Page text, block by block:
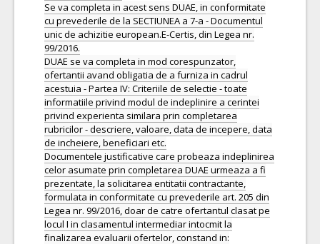
Se va completa in acest sens DUAE, in conformitate
cu prevederile de la SECTIUNEA a 7-a - Documentul
unic de achizitie european.E-Certis, din Legea nr.
99/2016.
DUAE se va completa in mod corespunzator,
ofertantii avand obligatia de a furniza in cadrul
acestuia - Partea IV: Criteriile de selectie - toate
informatiile privind modul de indeplinire a cerintei
privind experienta similara prin completarea
rubricilor - descriere, valoare, data de incepere, data
de incheiere, beneficiari etc.
Documentele justificative care probeaza indeplinirea
celor asumate prin completarea DUAE urmeaza a fi
prezentate, la solicitarea entitatii contractante,
formulata in conformitate cu prevederile art. 205 din
Legea nr. 99/2016, doar de catre ofertantul clasat pe
locul I in clasamentul intermediar intocmit la
finalizarea evaluarii ofertelor, constand in: